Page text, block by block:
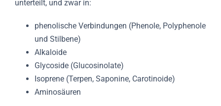
unterteilt, und zwar in:
phenolische Verbindungen (Phenole, Polyphenole
und Stilbene)
Alkaloide
Glycoside (Glucosinolate)
Isoprene (Terpen, Saponine, Carotinoide)
Aminosäuren